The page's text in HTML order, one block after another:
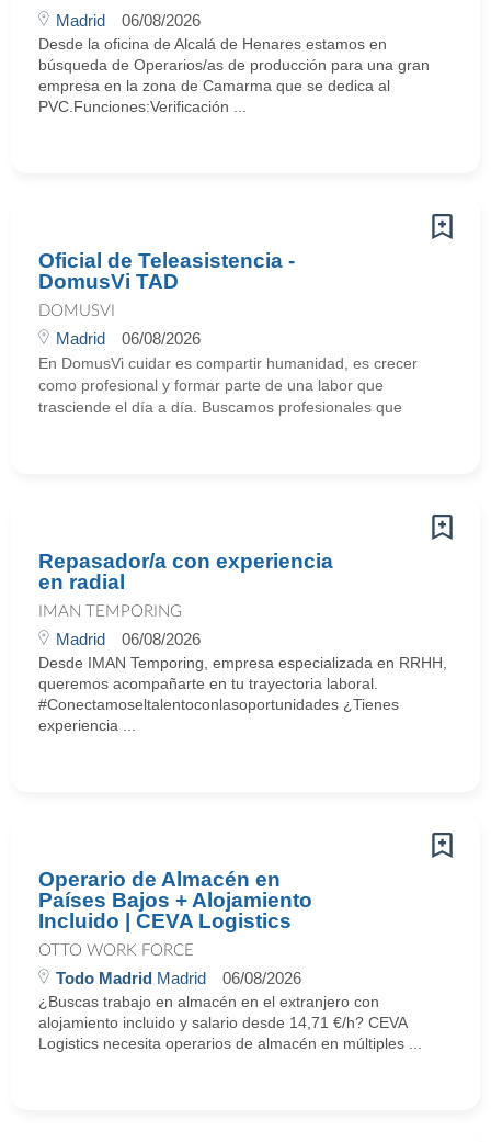
Madrid 06/08/2026
Desde la oficina de Alcalá de Henares estamos en
búsqueda de Operarios/as de producción para una gran
empresa en la zona de Camarma que se dedica al
PVC.Funciones:Verificación ...
Oficial de Teleasistencia -
DomusVi TAD
DOMUSVI
Madrid 06/08/2026
En DomusVi cuidar es compartir humanidad, es crecer
como profesional y formar parte de una labor que
trasciende el día a día. Buscamos profesionales que
Repasador/a con experiencia
en radial
IMAN TEMPORING
Madrid 06/08/2026
Desde IMAN Temporing, empresa especializada en RRHH,
queremos acompañarte en tu trayectoria laboral.
#Conectamoseltalentoconlasoportunidades ¿Tienes
experiencia ...
Operario de Almacén en
Países Bajos + Alojamiento
Incluido | CEVA Logistics
OTTO WORK FORCE
Todo Madrid Madrid 06/08/2026
¿Buscas trabajo en almacén en el extranjero con
alojamiento incluido y salario desde 14,71 €/h? CEVA
Logistics necesita operarios de almacén en múltiples ...